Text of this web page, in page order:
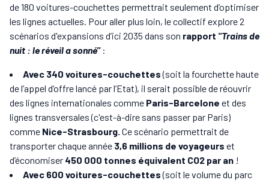
de 180 voitures-couchettes permettrait seulement d’optimiser
les lignes actuelles. Pour aller plus loin, le collectif explore 2
scénarios d'expansions d’ici 2035 dans son rapport "Trains de
nuit : le réveil a sonné" :
Avec 340 voitures-couchettes(soit la fourchette haute
de l’appel d’offre lancé par l’Etat), il serait possible de réouvrir
des lignes internationales comme Paris-Barcelone et des
lignes transversales (c'est-à-dire sans passer par Paris)
comme Nice-Strasbourg. Ce scénario permettrait de
transporter chaque année 3,6 millions de voyageurs et
d’économiser 450 000 tonnes équivalent CO2 par an !
Avec 600 voitures-couchettes(soit le volume du parc